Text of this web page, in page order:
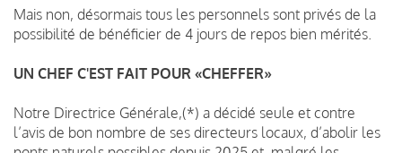
Mais non, désormais tous les personnels sont privés de la
possibilité de bénéficier de 4 jours de repos bien mérités.
UN CHEF C'EST FAIT POUR «CHEFFER»
Notre Directrice Générale,(*) a décidé seule et contre
l’avis de bon nombre de ses directeurs locaux, d’abolir les